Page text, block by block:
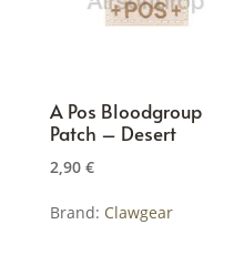
A Pos Bloodgroup
Patch – Desert
2,90 €
Brand: Clawgear